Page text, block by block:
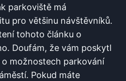
parkoviště má
pro​ většinu návštěvníků.
tohoto článku o
Doufám, že​ vám‍ poskytl
možnostech parkování
Pokud máte